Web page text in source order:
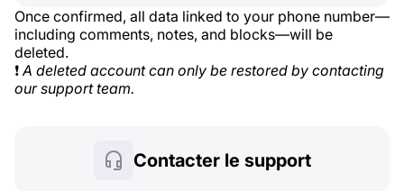
Once confirmed, all data linked to your phone number—
including comments, notes, and blocks—will be
deleted.
❗A deleted account can only be restored by contacting
our support team.
Contacter le support